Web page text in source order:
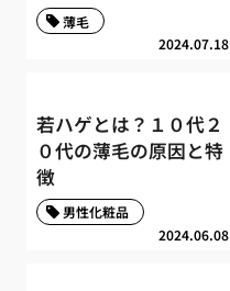
2024.07.18
薄毛
若ハゲとは？１０代２
０代の薄毛の原因と特
徴
2024.06.08
男性化粧品